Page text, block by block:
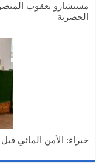
مستشارو يعقوب
الحضرية
خبراء: الأمن المائي قبل